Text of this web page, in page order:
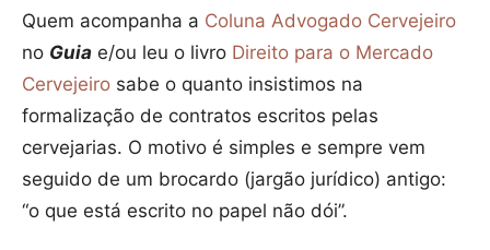
Quem acompanha a Coluna Advogado Cervejeiro
no Guia e/ou leu o livro Direito para o Mercado
Cervejeiro sabe o quanto insistimos na
formalização de contratos escritos pelas
cervejarias. O motivo é simples e sempre vem
seguido de um brocardo (jargão jurídico) antigo:
“o que está escrito no papel não dói”.